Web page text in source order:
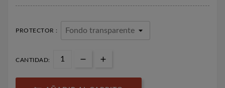
PROTECTOR :
CANTIDAD: